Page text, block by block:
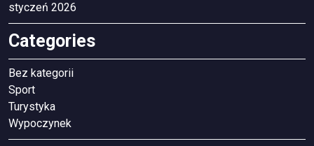
styczeń 2026
Categories
Bez kategorii
Sport
Turystyka
Wypoczynek